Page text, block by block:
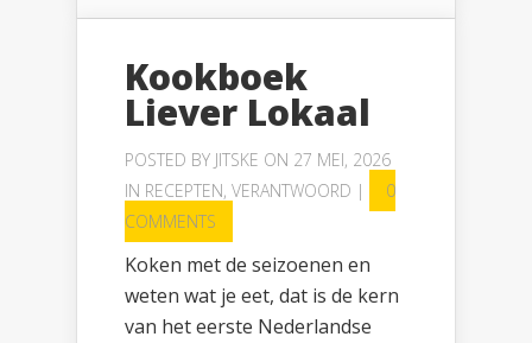
Kookboek
Liever Lokaal
POSTED BY JITSKE ON 27 MEI, 2026
IN RECEPTEN, VERANTWOORD |
0
COMMENTS
Koken met de seizoenen en
weten wat je eet, dat is de kern
van het eerste Nederlandse